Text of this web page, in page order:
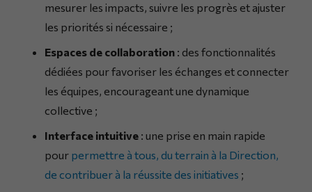
mesurer les impacts, suivre les progrès et ajuster
les priorités si nécessaire ;
Espaces de collaboration : des fonctionnalités
dédiées pour favoriser les échanges et connecter
les équipes, encourageant une dynamique
collective ;
Interface intuitive : une prise en main rapide
pour permettre à tous, du terrain à la Direction,
de contribuer à la réussite des initiatives ;